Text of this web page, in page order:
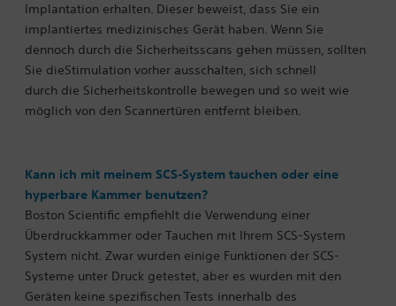
Implantation erhalten. Dieser beweist, dass Sie ein
implantiertes medizinisches Gerät haben. Wenn Sie
dennoch durch die Sicherheitsscans gehen müssen, sollten
Sie dieStimulation vorher ausschalten, sich schnell
durch die Sicherheitskontrolle bewegen und so weit wie
möglich von den Scannertüren entfernt bleiben.
Kann ich mit meinem SCS-System tauchen oder eine
hyperbare Kammer benutzen?
Boston Scientific empfiehlt die Verwendung einer
Überdruckkammer oder Tauchen mit Ihrem SCS-System
System nicht. Zwar wurden einige Funktionen der SCS-
Systeme unter Druck getestet, aber es wurden mit den
Geräten keine spezifischen Tests innerhalb des